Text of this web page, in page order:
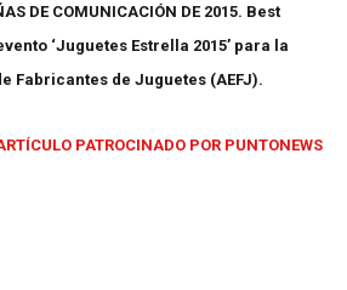
DE COMUNICACIÓN DE 2015. Best
‘Juguetes Estrella 2015’ para la
Fabricantes de Juguetes (AEFJ).
PATROCINADO POR PUNTONEWS